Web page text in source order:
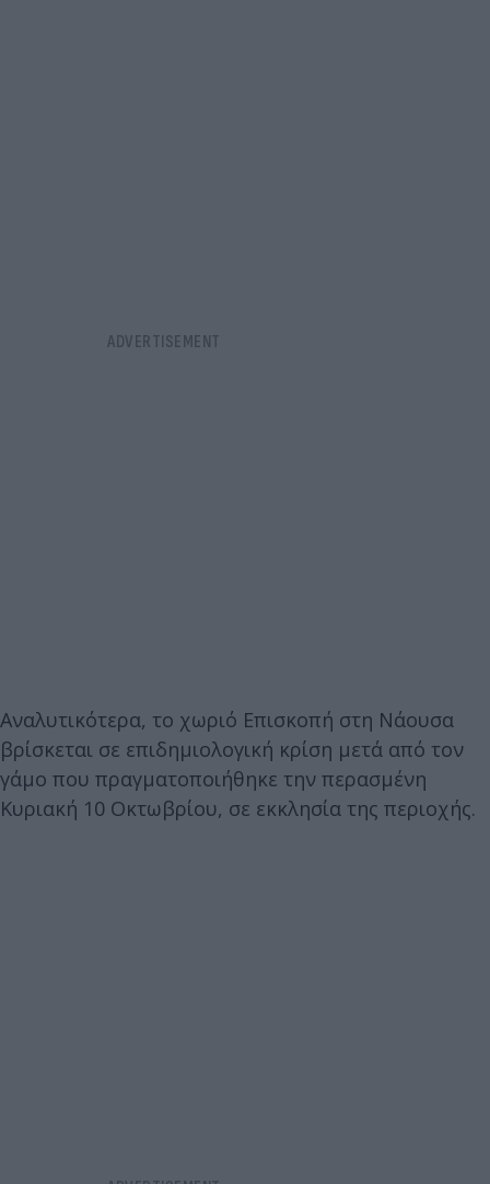
Αναλυτικότερα, το χωριό Επισκοπή στη Νάουσα
βρίσκεται σε επιδημιολογική κρίση μετά από τον
γάμο που πραγματοποιήθηκε την περασμένη
Κυριακή 10 Οκτωβρίου, σε εκκλησία της περιοχής.